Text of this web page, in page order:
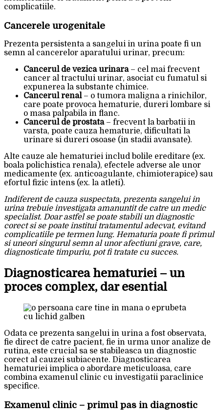
complicatiile.
Cancerele urogenitale
Prezenta persistenta a sangelui in urina poate fi un
semn al cancerelor aparatului urinar, precum:
Cancerul de vezica urinara– cel mai frecvent
cancer al tractului urinar, asociat cu fumatul si
expunerea la substante chimice.
Cancerul renal– o tumora maligna a rinichilor,
care poate provoca hematurie, dureri lombare si
o masa palpabila in flanc.
Cancerul de prostata– frecvent la barbatii in
varsta, poate cauza hematurie, dificultati la
urinare si dureri osoase (in stadii avansate).
Alte cauze ale hematuriei includ bolile ereditare (ex.
boala polichistica renala), efectele adverse ale unor
medicamente (ex. anticoagulante, chimioterapice) sau
efortul fizic intens (ex. la atleti).
Indiferent de cauza suspectata, prezenta sangelui in
urina trebuie investigata amanuntit de catre un medic
specialist. Doar astfel se poate stabili un diagnostic
corect si se poate institui tratamentul adecvat, evitand
complicatiile pe termen lung. Hematuria poate fi primul
si uneori singurul semn al unor afectiuni grave, care,
diagnosticate timpuriu, pot fi tratate cu succes.
Diagnosticarea hematuriei – un
proces complex, dar esential
Odata ce prezenta sangelui in urina a fost observata,
fie direct de catre pacient, fie in urma unor analize de
rutina, este crucial sa se stabileasca un diagnostic
corect al cauzei subiacente. Diagnosticarea
hematuriei implica o abordare meticuloasa, care
combina examenul clinic cu investigatii paraclinice
specifice.
Examenul clinic – primul pas in diagnostic